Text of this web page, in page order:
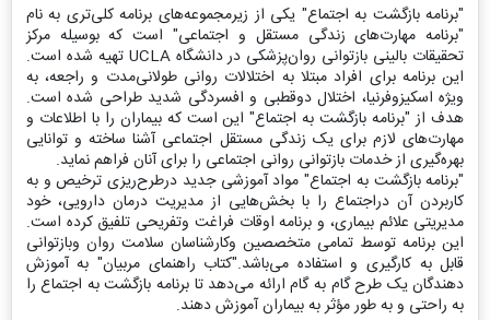
"برنامه بازگشت به اجتماع" یکی از زیرمجموعه‌های برنامه کلی‌تری به نام
"برنامه مهارت‌های زندگی مستقل و اجتماعی" است که بوسیله مرکز
تحقیقات بالینی بازتوانی روان‌پزشکی در دانشگاه UCLA تهیه شده است.
این برنامه برای افراد مبتلا به اختلالات روانی طولانی‌مدت و راجعه، به
ویژه اسکیزوفرنیا، اختلال دوقطبی و افسردگی شدید طراحی شده است.
هدف از "برنامه بازگشت به اجتماع" این است که بیماران را با اطلاعات و
مهارت‌های لازم برای یک زندگی مستقل اجتماعی آشنا ساخته و توانایی
بهره‌گیری از خدمات بازتوانی روانی اجتماعی را برای آنان فراهم نماید.
"برنامه بازگشت به اجتماع" مواد آموزشی جدید درطرح‌ریزی ترخیص و به
کاربردن آن دراجتماع را با بخش‌هایی از مدیریت درمان دارویی، خود
مدیریتی علائم بیماری، و برنامه اوقات فراغت وتفریحی تلفیق کرده است.
این برنامه توسط تمامی متخصصین وکارشناسان سلامت روان وبازتوانی
قابل به کارگیری و استفاده می‌باشد."کتاب راهنمای مربیان" به آموزش
دهندگان یک طرح گام به گام ارائه می‌دهد تا برنامه بازگشت به اجتماع را
به راحتی و به طور مؤثر به بیماران آموزش دهند.